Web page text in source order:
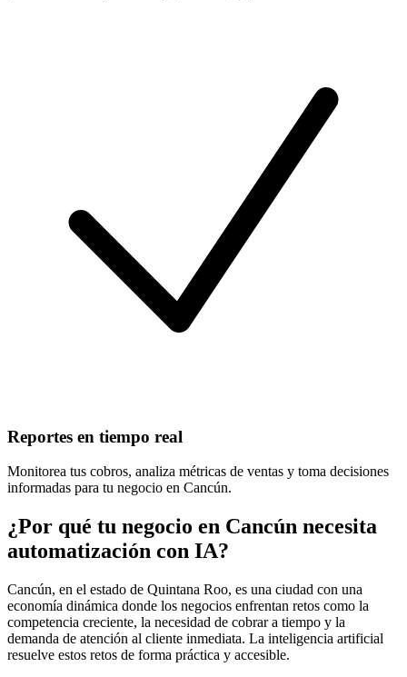
Reportes en tiempo real
Monitorea tus cobros, analiza métricas de ventas y toma decisiones
informadas para tu negocio en Cancún.
¿Por qué tu negocio en Cancún necesita
automatización con IA?
Cancún, en el estado de Quintana Roo, es una ciudad con una
economía dinámica donde los negocios enfrentan retos como la
competencia creciente, la necesidad de cobrar a tiempo y la
demanda de atención al cliente inmediata. La inteligencia artificial
resuelve estos retos de forma práctica y accesible.